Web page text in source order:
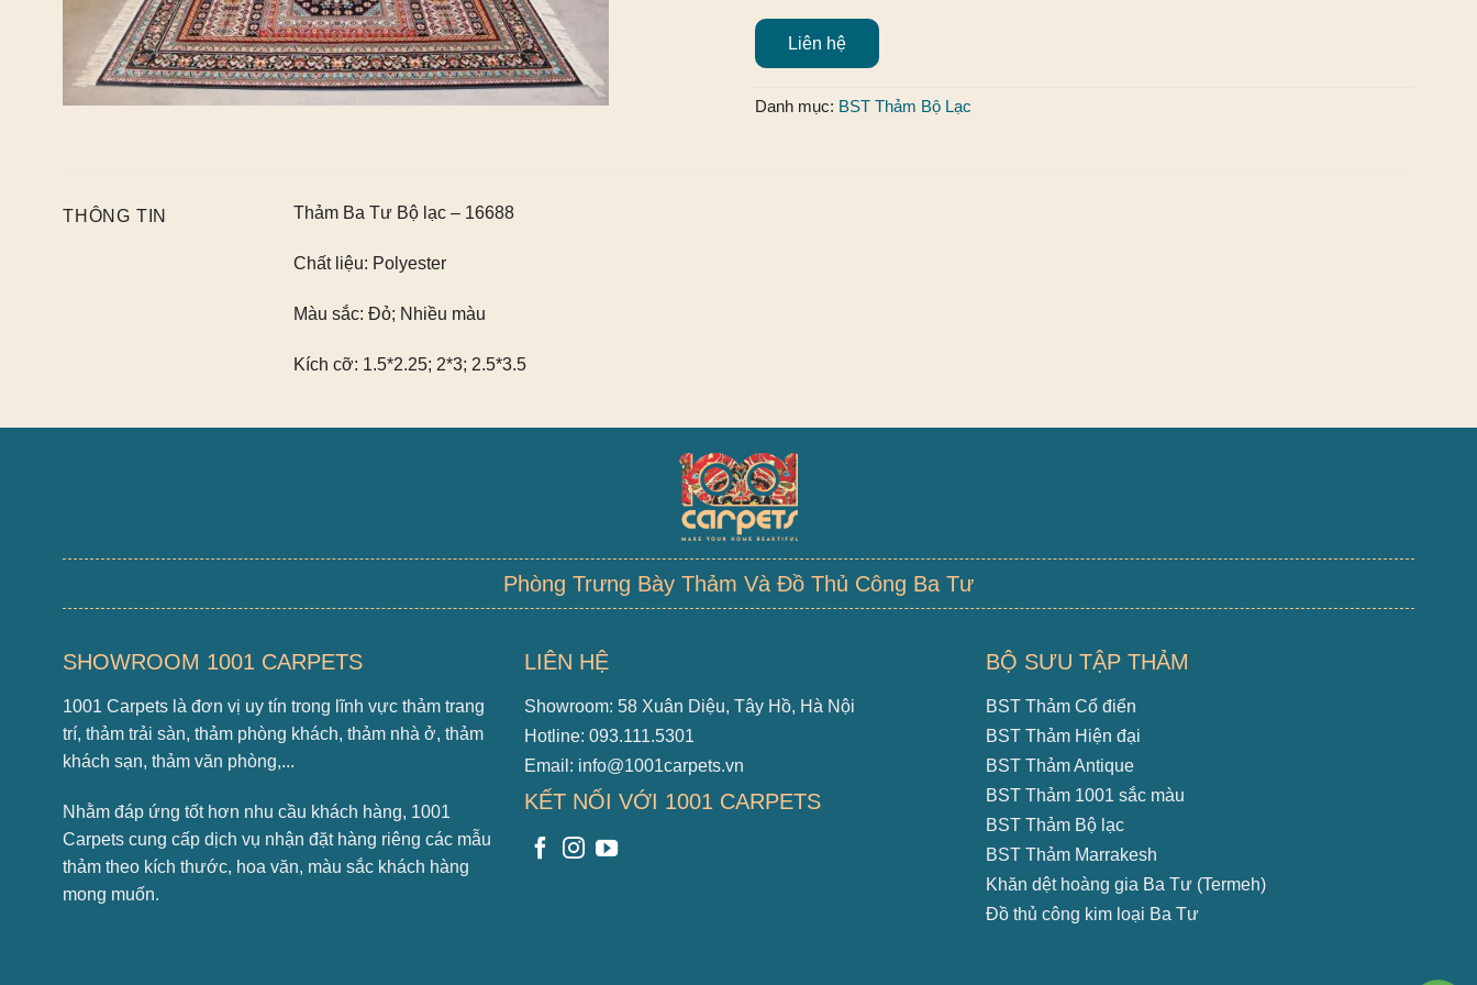
Liên hệ
Danh mục: BST Thảm Bộ Lạc
THÔNG TIN Thảm Ba Tư Bộ lạc – 16688
Chất liệu: Polyester
Màu sắc: Đỏ; Nhiều màu
Kích cỡ: 1.5*2.25; 2*3; 2.5*3.5
Phòng Trưng Bày Thảm Và Đồ Thủ Công Ba Tư
SHOWROOM 1001 CARPETS
1001 Carpets là đơn vị uy tín trong lĩnh vực thảm trang
trí, thảm trải sàn, thảm phòng khách, thảm nhà ở, thảm
khách sạn, thảm văn phòng,...
Nhằm đáp ứng tốt hơn nhu cầu khách hàng, 1001
Carpets cung cấp dịch vụ nhận đặt hàng riêng các mẫu
thảm theo kích thước, hoa văn, màu sắc khách hàng
mong muốn.
LIÊN HỆ
Showroom: 58 Xuân Diệu, Tây Hồ, Hà Nội
Hotline: 093.111.5301
Email: info@1001carpets.vn
KẾT NỐI VỚI 1001 CARPETS
BỘ SƯU TẬP THẢM
BST Thảm Cổ điển
BST Thảm Hiện đại
BST Thảm Antique
BST Thảm 1001 sắc màu
BST Thảm Bộ lạc
BST Thảm Marrakesh
Khăn dệt hoàng gia Ba Tư (Termeh)
Đồ thủ công kim loại Ba Tư